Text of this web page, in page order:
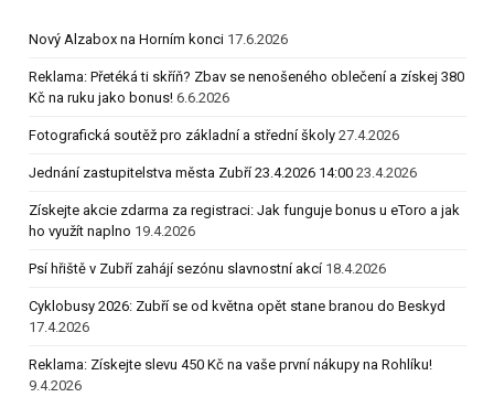
Nový Alzabox na Horním konci 17.6.2026
Reklama: Přetéká ti skříň? Zbav se nenošeného oblečení a získej 380
Kč na ruku jako bonus! 6.6.2026
Fotografická soutěž pro základní a střední školy 27.4.2026
Jednání zastupitelstva města Zubří 23.4.2026 14:00 23.4.2026
Získejte akcie zdarma za registraci: Jak funguje bonus u eToro a jak
ho využít naplno 19.4.2026
Psí hřiště v Zubří zahájí sezónu slavnostní akcí 18.4.2026
Cyklobusy 2026: Zubří se od května opět stane branou do Beskyd
17.4.2026
Reklama: Získejte slevu 450 Kč na vaše první nákupy na Rohlíku!
9.4.2026